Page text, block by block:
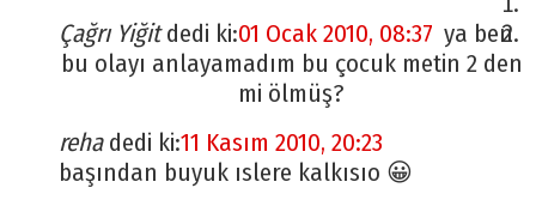
Çağrı Yiğit dedi ki:01 Ocak 2010, 08:37 ya ben
bu olayı anlayamadım bu çocuk metin 2 den
mi ölmüş?
reha dedi ki:11 Kasım 2010, 20:23
başından buyuk ıslere kalkısıo 😀